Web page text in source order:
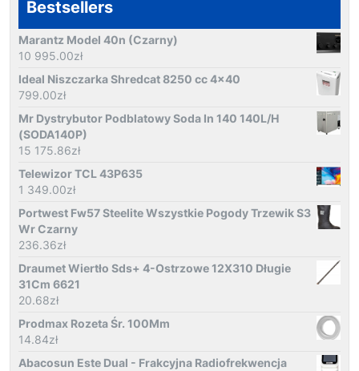
Bestsellers
Marantz Model 40n (Czarny)
10 995.00zł
Ideal Niszczarka Shredcat 8250 cc 4x40
799.00zł
Mr Dystrybutor Podblatowy Soda In 140 140L/H
(SODA140P)
15 175.86zł
Telewizor TCL 43P635
1 349.00zł
Portwest Fw57 Steelite Wszystkie Pogody Trzewik S3
Wr Czarny
236.36zł
Draumet Wiertło Sds+ 4-Ostrzowe 12X310 Długie
31Cm 6621
20.68zł
Prodmax Rozeta Śr. 100Mm
14.84zł
Abacosun Este Dual - Frakcyjna Radiofrekwencja